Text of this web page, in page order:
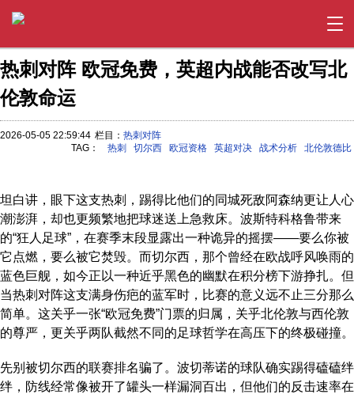
热刺对阵 欧冠免费，英超内战能否改写北
伦敦命运
2026-05-05 22:59:44 栏目： 热刺对阵
TAG：
热刺 切尔西 欧冠资格 英超对决 战术分析 北伦敦德比
坦白讲，眼下这支热刺，踢得比他们的同城死敌阿森纳更让人心
潮澎湃，却也更频繁地把球迷送上急救床。波斯特科格鲁带来
的“狂人足球”，在赛季末段显露出一种诡异的摇摆——要么你被
它点燃，要么被它焚毁。而切尔西，那个曾经在欧战呼风唤雨的
蓝色巨舰，如今正以一种近乎黑色的幽默在积分榜下游挣扎。但
当热刺对阵这支满身伤疤的蓝军时，比赛的意义远不止三分那么
简单。这关乎一张“欧冠免费”门票的归属，关乎北伦敦与西伦敦
的尊严，更关乎两队截然不同的足球哲学在高压下的终极碰撞。
先别被切尔西的联赛排名骗了。波切蒂诺的球队确实踢得磕磕绊
绊，防线经常像被开了罐头一样漏洞百出，但他们的反击速率在